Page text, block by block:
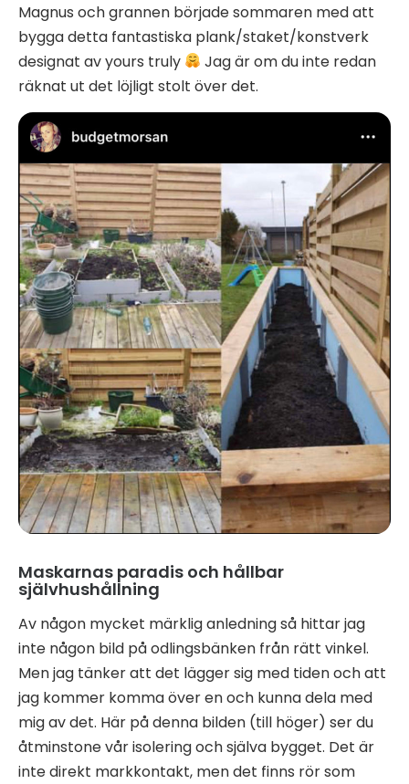
Magnus och grannen började sommaren med att
bygga detta fantastiska plank/staket/konstverk
designat av yours truly
Jag är om du inte redan
räknat ut det löjligt stolt över det.
Maskarnas paradis och hållbar
självhushållning
Av någon mycket märklig anledning så hittar jag
inte någon bild på odlingsbänken från rätt vinkel.
Men jag tänker att det lägger sig med tiden och att
jag kommer komma över en och kunna dela med
mig av det. Här på denna bilden (till höger) ser du
åtminstone vår isolering och själva bygget. Det är
inte direkt markkontakt, men det finns rör som